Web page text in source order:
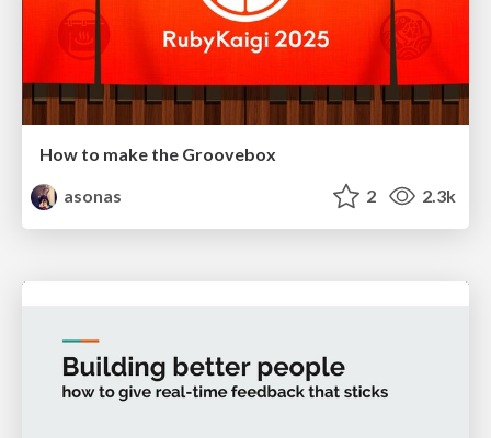
How to make the Groovebox
asonas
2 2.3k